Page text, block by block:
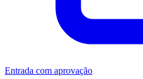
Entrada com aprovação